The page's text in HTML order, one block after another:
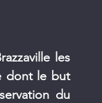
les
dont le but
du